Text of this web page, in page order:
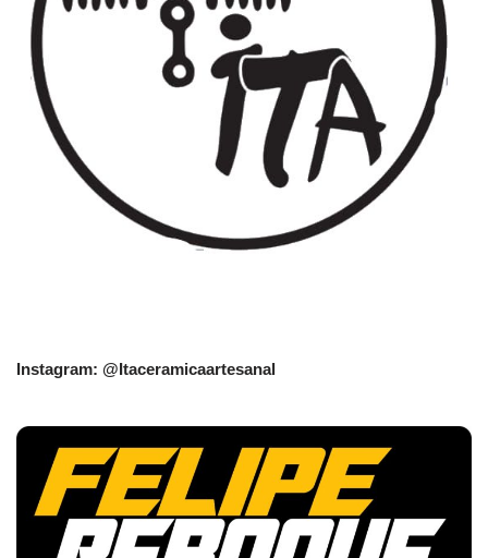
Instagram: @Itaceramicaartesanal